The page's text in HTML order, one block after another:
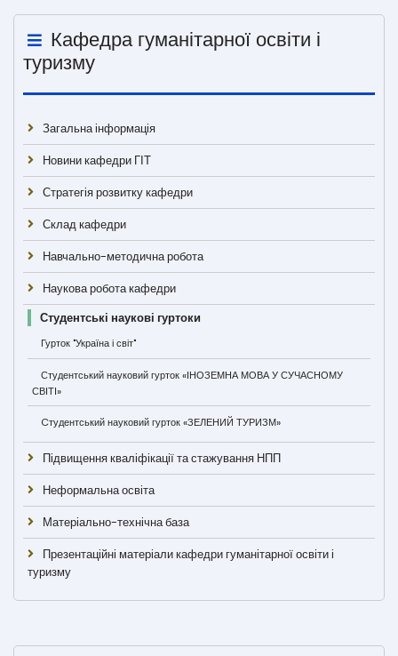
Кафедра гуманітарної освіти і
туризму
Загальна інформація
Новини кафедри ГІТ
Стратегія розвитку кафедри
Склад кафедри
Навчально-методична робота
Наукова робота кафедри
Студентські наукові гуртоки
Гурток "Україна і світ"
Студентський науковий гурток «ІНОЗЕМНА МОВА У СУЧАСНОМУ
СВІТІ»
Cтудентський науковий гурток «ЗЕЛЕНИЙ ТУРИЗМ»
Підвищення кваліфікації та стажування НПП
Неформальна освіта
Матеріально-технічна база
Презентаційні матеріали кафедри гуманітарної освіти і
туризму